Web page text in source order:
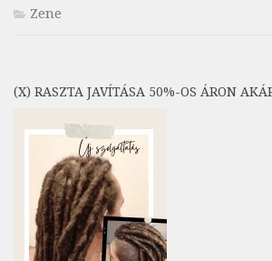
Zene
(X) RASZTA JAVÍTÁSA 50%-OS ÁRON